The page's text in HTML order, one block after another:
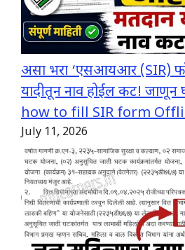
असा भरा ‘एसआयआर (SIR)
यादीतून नाव होईल कट! जाणून
how to fill SIR form
July 11, 2026